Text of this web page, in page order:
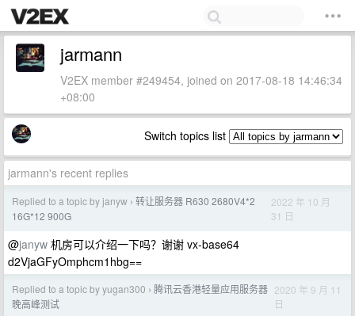
jarmann
V2EX member #249454, joined on 2017-08-18 14:46:34
+08:00
Switch topics list
jarmann's recent replies
Replied to a topic by janyw › 转让服务器 R630 2680V4*2
16G*12 900G
2022 年 10 月
31 日
@janyw 机房可以介绍一下吗？谢谢 vx-base64
d2VjaGFyOmphcm1hbg==
Replied to a topic by yugan300 › 腾讯云香港轻量应用服务器
晚高峰测试
2020 年 9 月 11
日